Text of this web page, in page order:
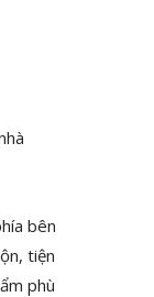
bên
tiện
phù